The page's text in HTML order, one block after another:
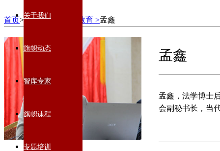
关于我们
旗帜动态
智库专家
旗帜课程
专题培训
首页>智库专家> 党性教育 >孟鑫
孟鑫
孟鑫，法学博士
会副秘书长，当